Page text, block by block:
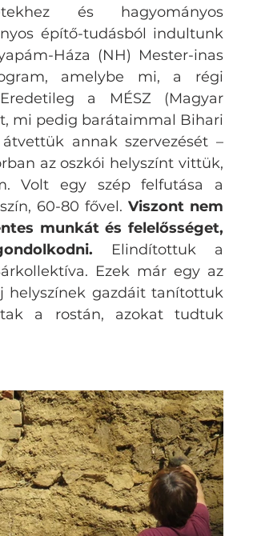
és hagyományos
építő-tudásból indultunk
Háza (NH) Mester-inas
amelybe mi, a régi
a MÉSZ (Magyar
mi pedig barátaimmal Bihari
annak szervezését –
az oszkói helyszínt vittük,
Volt egy szép felfutása a
60-80 fővel. Viszont nem
munkát és felelősséget,
Elindítottuk a
Ezek már egy az
helyszínek gazdáit tanítottuk
a rostán, azokat tudtuk